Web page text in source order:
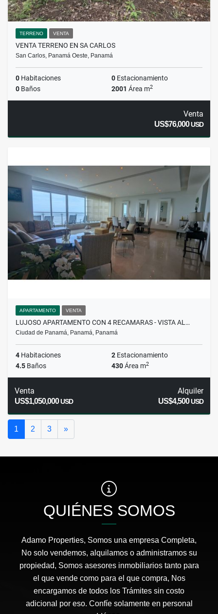
TERRENO VENTA
VENTA TERRENO EN SA CARLOS
San Carlos, Panamá Oeste, Panamá
0 Habitaciones 0 Estacionamiento
0 Baños 2001 Área m2
Venta
US$76,000USD
APARTAMENTO VENTA
LUJOSO APARTAMENTO CON 4 RECAMARAS - VISTA AL…
Ciudad de Panamá, Panamá, Panamá
4 Habitaciones 2 Estacionamiento
4.5 Baños 430Área m2
Venta
US$1,050,000USD
Alquiler
US$4,500USD
1 2 3 »Siguiente
QUIÉNES SOMOS
Adamo Properties, Somos una empresa Completa,
No solo vendemos, alquilamos o administramos su
propiedad, Somos asesores inmobiliarios tanto para
el que vende como para el que compra, Nos
encargamos de todos los Trámites sin costo
adicional por eso. Confíe solamente en personal